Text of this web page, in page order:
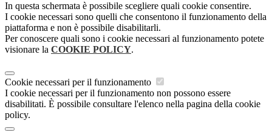
In questa schermata è possibile scegliere quali cookie consentire.
I cookie necessari sono quelli che consentono il funzionamento della
piattaforma e non è possibile disabilitarli.
Per conoscere quali sono i cookie necessari al funzionamento potete
visionare la COOKIE POLICY.
Cookie necessari per il funzionamento
I cookie necessari per il funzionamento non possono essere
disabilitati. È possibile consultare l'elenco nella pagina della cookie
policy.